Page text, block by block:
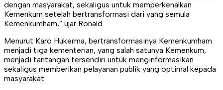
dengan masyarakat, sekaligus untuk memperkenalkan
Kemenkum setelah bertransformasi dari yang semula
Kemenkumham,” ujar Ronald.
Menurut Karo Hukerma, bertransformasinya Kemenkumham
menjadi tiga kementerian, yang salah satunya Kemenkum,
menjadi tantangan tersendiri untuk menginformasikan
sekaligus memberikan pelayanan publik yang optimal kepada
masyarakat.